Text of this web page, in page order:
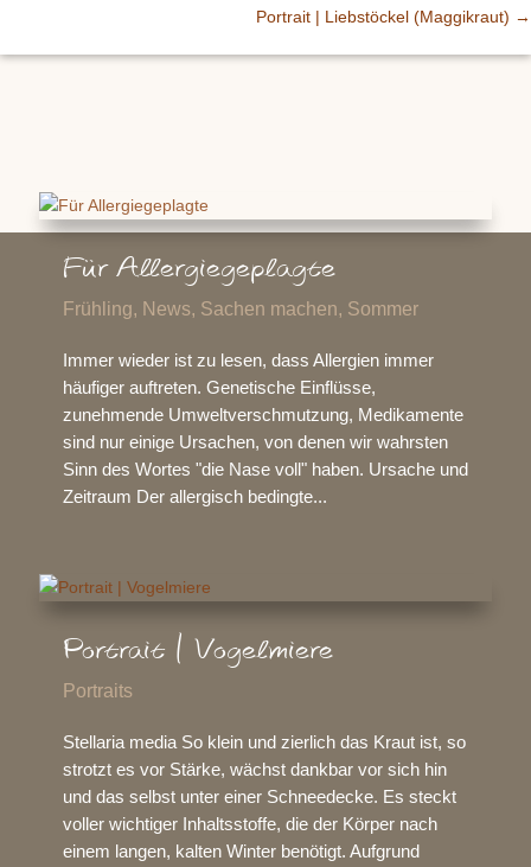
Portrait | Liebstöckel (Maggikraut) →
Für Allergiegeplagte
Frühling, News, Sachen machen, Sommer
Immer wieder ist zu lesen, dass Allergien immer
häufiger auftreten. Genetische Einflüsse,
zunehmende Umweltverschmutzung, Medikamente
sind nur einige Ursachen, von denen wir wahrsten
Sinn des Wortes "die Nase voll" haben. Ursache und
Zeitraum Der allergisch bedingte...
Portrait | Vogelmiere
Portraits
Stellaria media So klein und zierlich das Kraut ist, so
strotzt es vor Stärke, wächst dankbar vor sich hin
und das selbst unter einer Schneedecke. Es steckt
voller wichtiger Inhaltsstoffe, die der Körper nach
einem langen, kalten Winter benötigt. Aufgrund